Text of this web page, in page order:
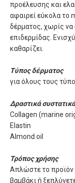
προέλευσης και
αφαιρεί εύκολα το
δέρματος, χωρίς να
επιδερμίδας.
καθαρίζει.
Τύπος δέρματος
για όλους τους
Δραστικά συστατικά
Collagen (marine
Elastin
Almond oil
Τρόπος χρήσης
Απλώστε το
βαμβάκι ή